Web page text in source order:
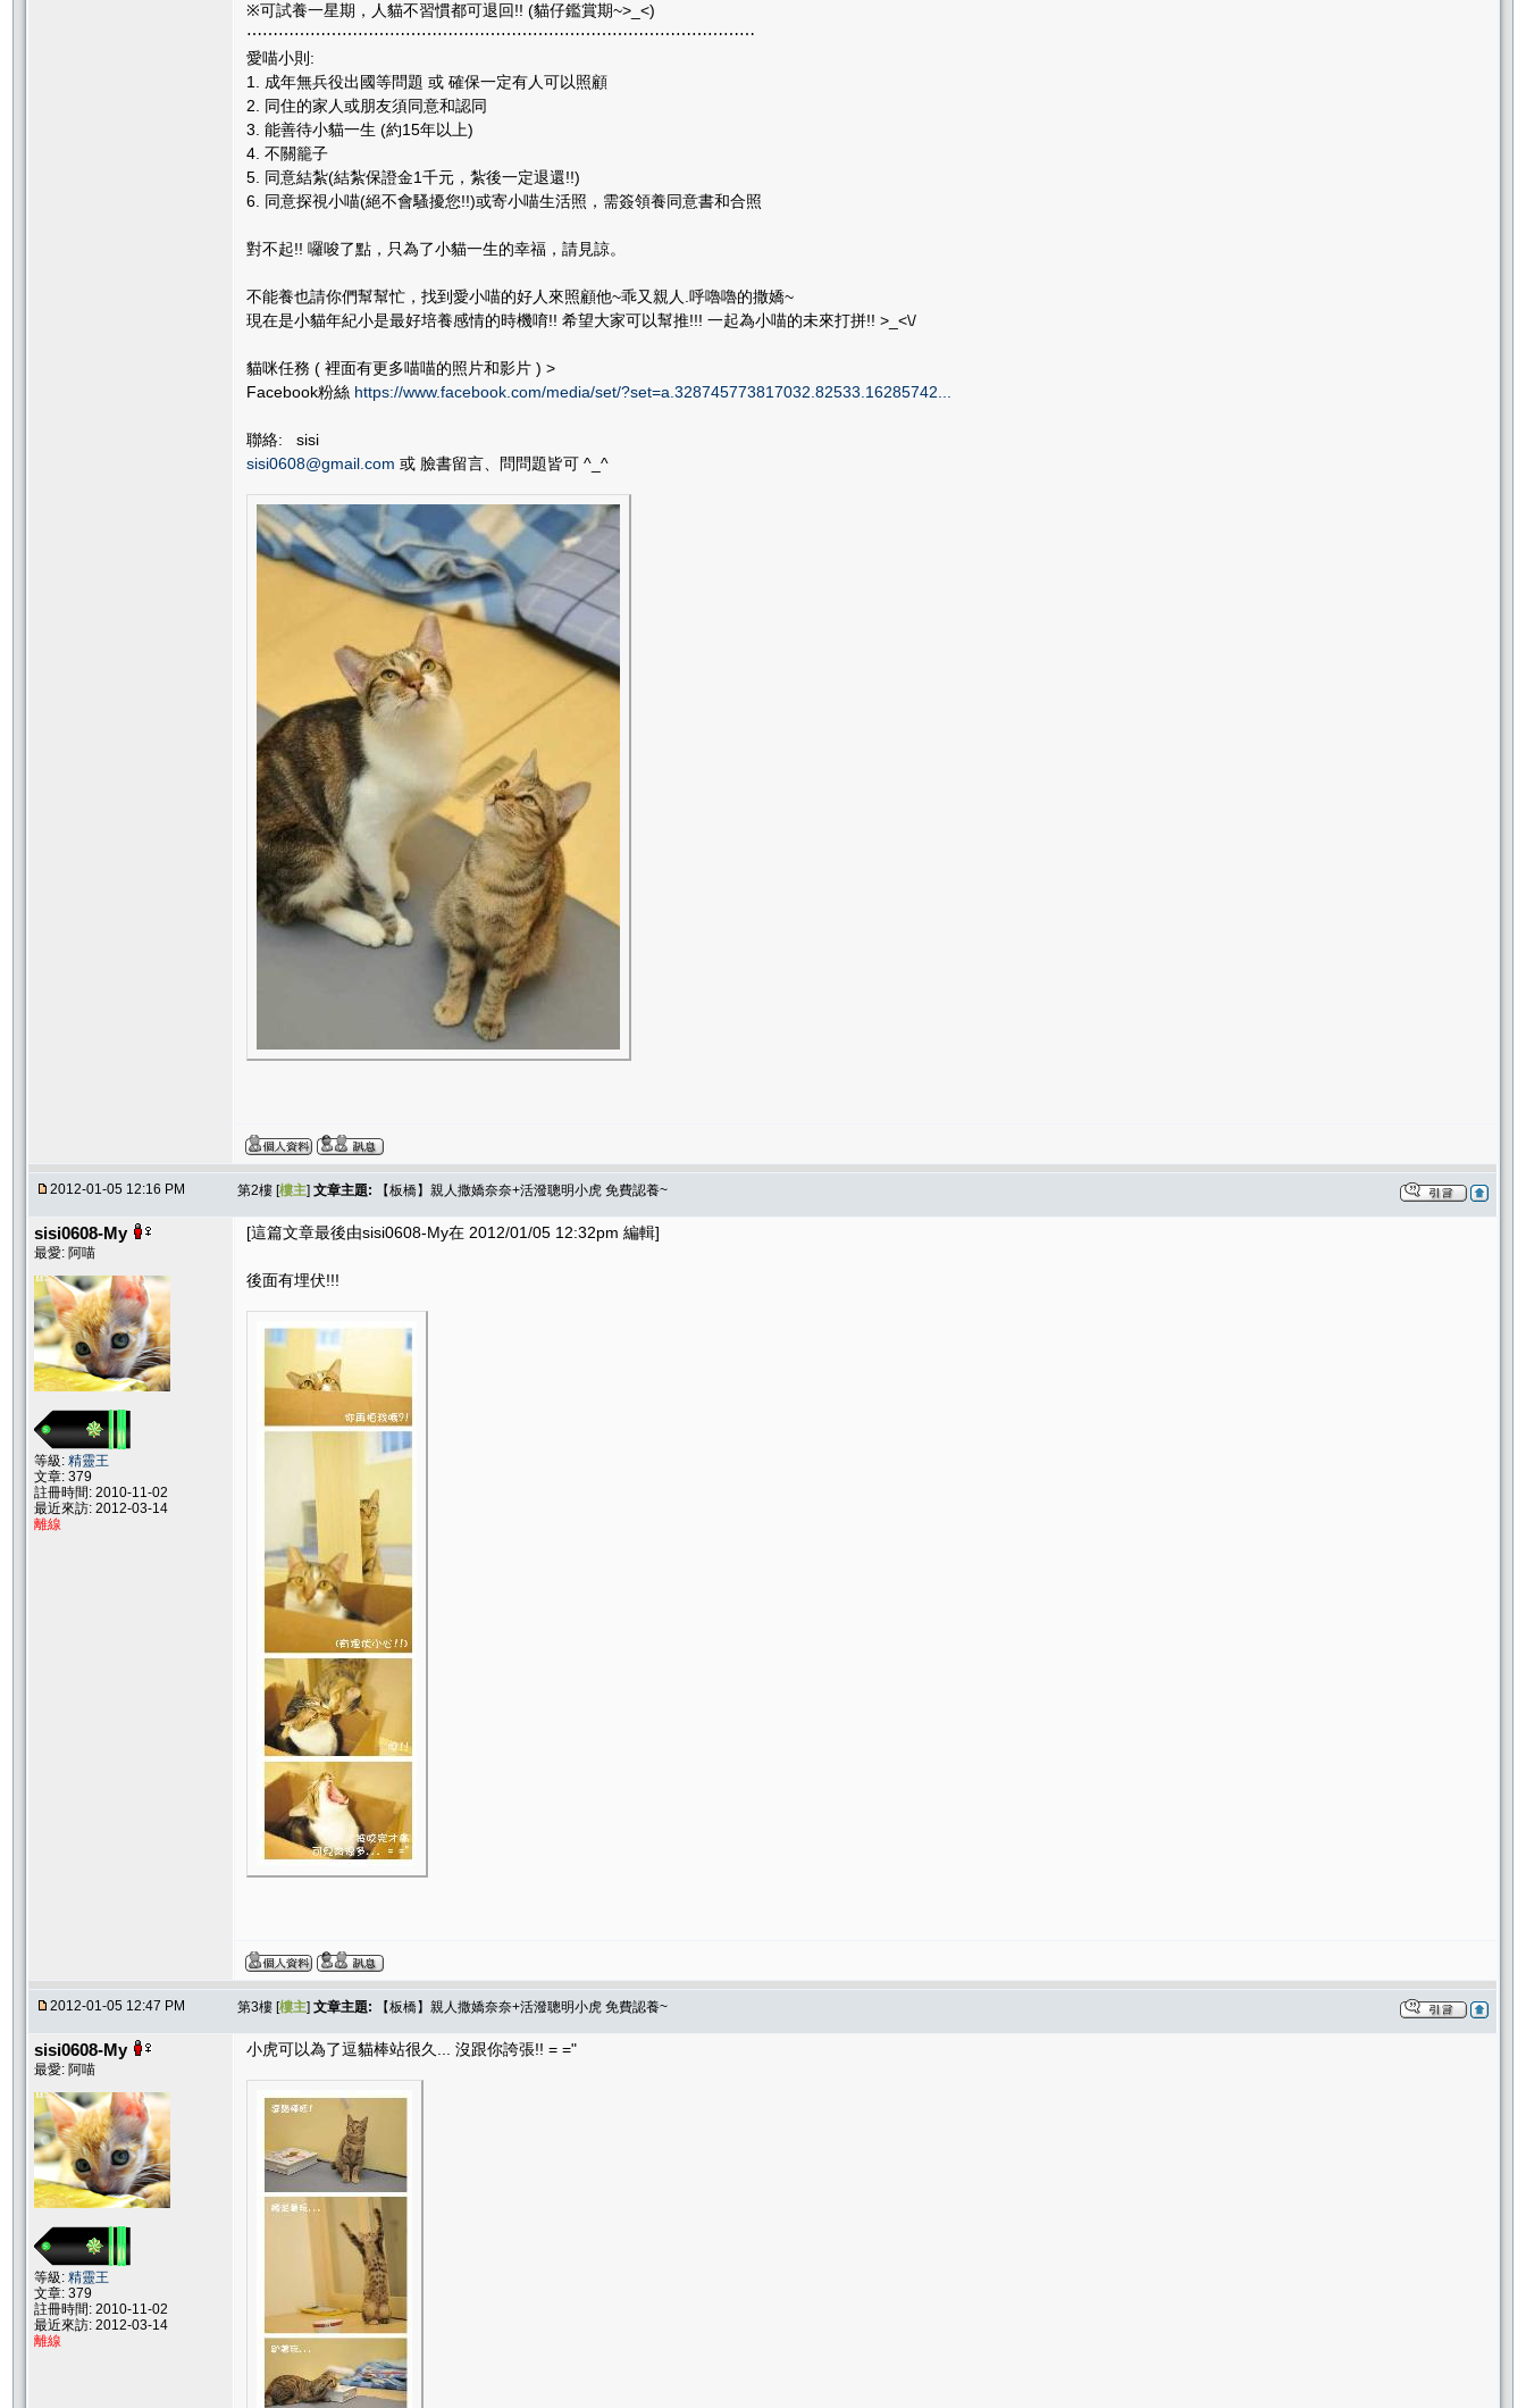
※可試養一星期，人貓不習慣都可退回!! (貓仔鑑賞期~>_<)
⋯⋯⋯⋯⋯⋯⋯⋯⋯⋯⋯⋯⋯⋯⋯⋯⋯⋯⋯⋯⋯⋯⋯⋯⋯⋯⋯⋯⋯⋯⋯⋯
愛喵小則:
1. 成年無兵役出國等問題 或 確保一定有人可以照顧
2. 同住的家人或朋友須同意和認同
3. 能善待小貓一生 (約15年以上)
4. 不關籠子
5. 同意結紮(結紮保證金1千元，紮後一定退還!!)
6. 同意探視小喵(絕不會騷擾您!!)或寄小喵生活照，需簽領養同意書和合照
對不起!! 囉唆了點，只為了小貓一生的幸福，請見諒。
不能養也請你們幫幫忙，找到愛小喵的好人來照顧他~乖又親人.呼嚕嚕的撒嬌~
現在是小貓年紀小是最好培養感情的時機唷!! 希望大家可以幫推!!! 一起為小喵的未來打拼!! >_<\/
貓咪任務 ( 裡面有更多喵喵的照片和影片 ) >
Facebook粉絲 https://www.facebook.com/media/set/?set=a.328745773817032.82533.16285742...
聯絡: sisi
sisi0608@gmail.com 或 臉書留言、問問題皆可 ^_^
2012-01-05 12:16 PM 第2樓 [樓主] 文章主題: 【板橋】親人撒嬌奈奈+活潑聰明小虎 免費認養~
sisi0608-My
最愛: 阿喵
等級: 精靈王
文章: 379
註冊時間: 2010-11-02
最近來訪: 2012-03-14
離線
[這篇文章最後由sisi0608-My在 2012/01/05 12:32pm 編輯]
後面有埋伏!!!
2012-01-05 12:47 PM 第3樓 [樓主] 文章主題: 【板橋】親人撒嬌奈奈+活潑聰明小虎 免費認養~
sisi0608-My
最愛: 阿喵
等級: 精靈王
文章: 379
註冊時間: 2010-11-02
最近來訪: 2012-03-14
離線
小虎可以為了逗貓棒站很久... 沒跟你誇張!! = ="